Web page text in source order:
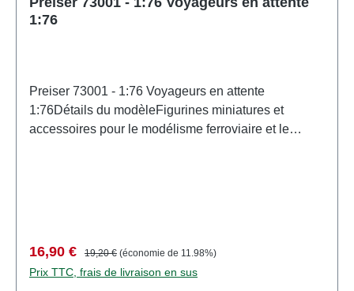
1:76
Preiser 73001 - 1:76 Voyageurs en attente
1:76Détails du modèleFigurines miniatures et
accessoires pour le modélisme ferroviaire et le
fonctionnelles. Caractéristiques: Fabricant:
PreiserNuméro d'article: 73001nombre de pièces:
Prix de vente :
16,90 € Prix régulier :
19,20 € (économie de 11.98%)
Prix TTC, frais de livraison en sus